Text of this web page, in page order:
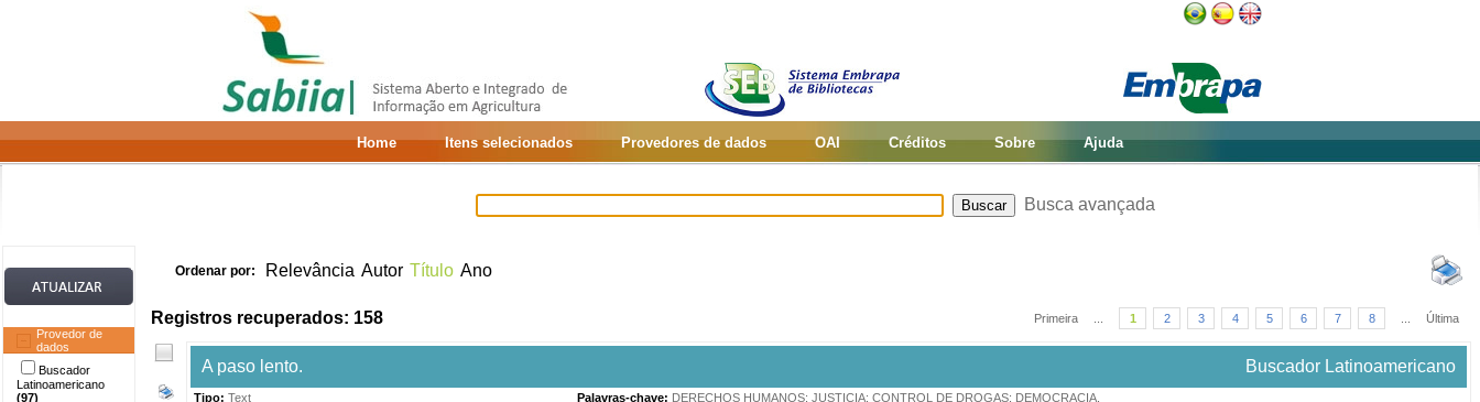
Home Itens selecionados Provedores de dados OAI Créditos Sobre Ajuda
Busca avançada
Provedor de
dados
Buscador
Latinoamericano
(97)
Ordenar por: Relevância Autor Título Ano
Registros recuperados: 158 Primeira 1 2 3 4 5 6 7 8 Última
A paso lento. Buscador Latinoamericano
Tipo: Text Palavras-chave: DERECHOS HUMANOS; JUSTICIA; CONTROL DE DROGAS; DEMOCRACIA